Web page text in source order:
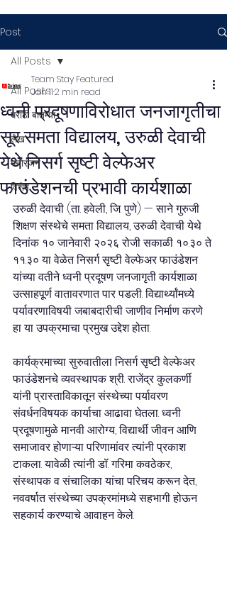
Post
All Posts
मराठी बातम्या
लेख
मनोरंजन
विशेष
All Posts
ध्वनी प्रदूषणाविरोधात जनजागृतीचा
सूर समता विद्यालय, उरुळी देवाची
येथे निसर्ग सृष्टी वेल्फेअर
फाउंडेशनची प्रभावी कार्यशाळा
Team Stay Featured
Jan 112 min read
उरुळी देवाची (ता. हवेली, जि. पुणे) — साने गुरुजी
शिक्षण संस्थेचे समता विद्यालय, उरुळी देवाची येथे
दिनांक १० जानेवारी २०२६ रोजी सकाळी १०.३० ते
११.३० या वेळेत निसर्ग सृष्टी वेल्फेअर फाउंडेशन
यांच्या वतीने ध्वनी प्रदूषण जनजागृती कार्यशाळा
उत्साहपूर्ण वातावरणात पार पडली. विद्यार्थ्यांमध्ये
पर्यावरणाविषयी जबाबदारीची जाणीव निर्माण करणे
हा या उपक्रमाचा प्रमुख उद्देश होता.
कार्यक्रमाच्या सुरुवातीला निसर्ग सृष्टी वेल्फेअर
फाउंडेशनचे व्यवस्थापक श्री. राजेंद्र कुलकर्णी
यांनी प्रास्ताविकातून संस्थेच्या पर्यावरण
संवर्धनविषयक कार्याचा आढावा घेतला. ध्वनी
प्रदूषणामुळे मानवी आरोग्य, विद्यार्थी जीवन आणि
समाजावर होणाऱ्या परिणामांवर त्यांनी प्रकाश
टाकला. यावेळी त्यांनी डॉ. गरिमा कवठेकर,
संस्थापक व संचालिका यांचा परिचय करून देत,
नववर्षात संस्थेच्या उपक्रमांमध्ये सहभागी होऊन
सहकार्य करण्याचे आवाहन केले.